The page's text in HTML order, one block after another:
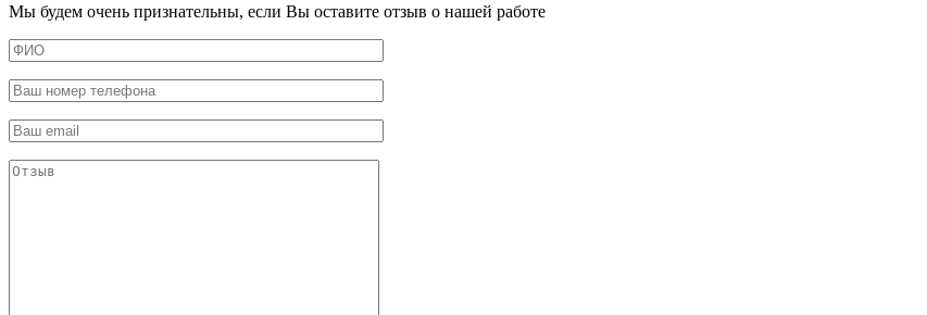
Мы будем очень признательны, если Вы оставите отзыв о нашей работе